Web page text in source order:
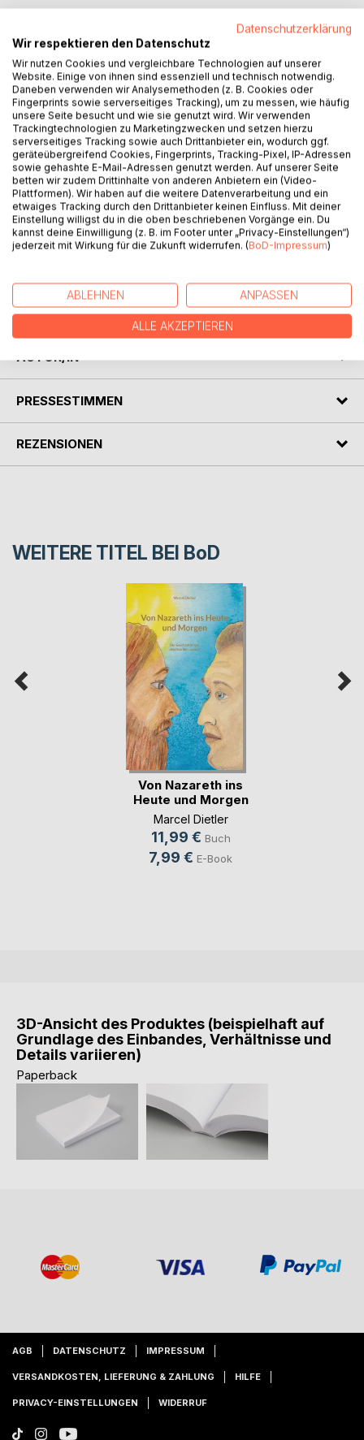
BESCHREIBUNG
Im Leben fehlt es von der Geburt bis zum letzten Atemzug
nicht an Wundern, über die man staunen kann, sondern an
der Bereitschaft, die Wunder zu sehen.
Der Verfasser des Buches möchte all denen eine Hilfe
sein, welche ihre inneren Augen entdecken und öffnen
wollen. Einmal geöffnet, bleiben diese auch dann offen,
wenn die körperlichen Augen sich für immer schliessen.
Junge Menschen möchte der Verfasser ermutigen, dieses
Leben hier und jetzt fröhlich anzupacken. Menschen in
bevor. Marcel Dietler sagt: «Ich freue mich auf meine
Beerdigung; ich werde dabei sein.»
AUTOR/IN
PRESSESTIMMEN
REZENSIONEN
WEITERE TITEL BEI BoD
Von Nazareth ins
Heute und Morgen
Marcel Dietler
11,99 € Buch
7,99 € E-Book
3D-Ansicht des Produktes (beispielhaft auf
Grundlage des Einbandes, Verhältnisse und
Details variieren)
Paperback
AGB DATENSCHUTZ IMPRESSUM
VERSANDKOSTEN, LIEFERUNG & ZAHLUNG HILFE
PRIVACY-EINSTELLUNGEN WIDERRUF
Datenschutzerklärung
Wir respektieren den Datenschutz
Wir nutzen Cookies und vergleichbare Technologien auf unserer
Website. Einige von ihnen sind essenziell und technisch notwendig.
Daneben verwenden wir Analysemethoden (z. B. Cookies oder
Fingerprints sowie serverseitiges Tracking), um zu messen, wie häufig
unsere Seite besucht und wie sie genutzt wird. Wir verwenden
Trackingtechnologien zu Marketingzwecken und setzen hierzu
serverseitiges Tracking sowie auch Drittanbieter ein, wodurch ggf.
geräteübergreifend Cookies, Fingerprints, Tracking-Pixel, IP-Adressen
sowie gehashte E-Mail-Adressen genutzt werden. Auf unserer Seite
betten wir zudem Drittinhalte von anderen Anbietern ein (Video-
Plattformen). Wir haben auf die weitere Datenverarbeitung und ein
etwaiges Tracking durch den Drittanbieter keinen Einfluss. Mit deiner
Einstellung willigst du in die oben beschriebenen Vorgänge ein. Du
kannst deine Einwilligung (z. B. im Footer unter „Privacy-Einstellungen“)
jederzeit mit Wirkung für die Zukunft widerrufen. (BoD-Impressum)
ABLEHNEN ANPASSEN
ALLE AKZEPTIEREN